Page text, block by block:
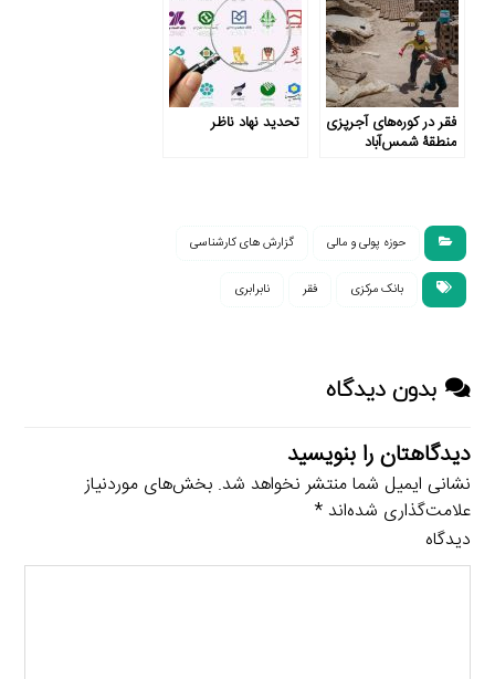
فقر در کوره‌های آجرپزی
منطقۀ شمس‌آباد
تحدید نهاد ناظر
حوزه پولی و مالی گزارش های کارشناسی
بانک مرکزی فقر نابرابری
بدون دیدگاه
دیدگاهتان را بنویسید
نشانی ایمیل شما منتشر نخواهد شد. بخش‌های موردنیاز
علامت‌گذاری شده‌اند*
دیدگاه